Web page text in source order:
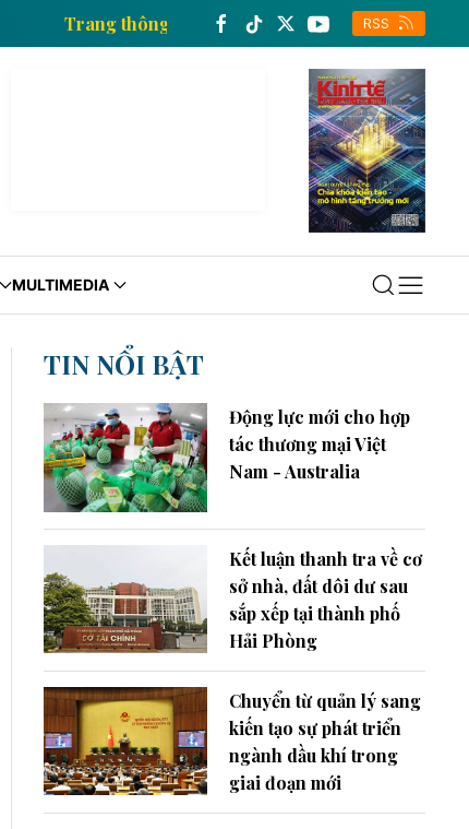
Việt Nam Trang thông tin kinh tế của Thông
RSS
MULTIMEDIA
TIN NỔI BẬT
Động lực mới cho hợp
tác thương mại Việt
Nam - Australia
Kết luận thanh tra về cơ
sở nhà, đất dôi dư sau
sắp xếp tại thành phố
Hải Phòng
Chuyển từ quản lý sang
kiến tạo sự phát triển
ngành dầu khí trong
giai đoạn mới